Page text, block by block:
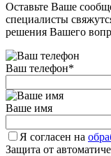
Оставьте Ваше
специалисты
решения Вашего
Ваш телефон*
Ваше имя
Я согласен на
Защита от